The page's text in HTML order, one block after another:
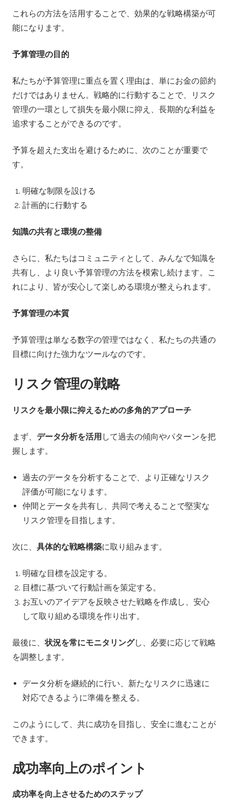
これらの方法を活用することで、効果的な戦略構築が可
能になります。
予算管理の目的
私たちが予算管理に重点を置く理由は、単にお金の節約
だけではありません。戦略的に行動することで、リスク
管理の一環として損失を最小限に抑え、長期的な利益を
追求することができるのです。
予算を超えた支出を避けるために、次のことが重要で
す。
明確な制限を設ける
計画的に行動する
知識の共有と環境の整備
さらに、私たちはコミュニティとして、みんなで知識を
共有し、より良い予算管理の方法を模索し続けます。こ
れにより、皆が安心して楽しめる環境が整えられます。
予算管理の本質
予算管理は単なる数字の管理ではなく、私たちの共通の
目標に向けた強力なツールなのです。
リスク管理の戦略
リスクを最小限に抑えるための多角的アプローチ
まず、 データ分析を活用 して過去の傾向やパターンを把
握します。
過去のデータを分析することで、より正確なリスク
評価が可能になります。
仲間とデータを共有し、共同で考えることで堅実な
リスク管理を目指します。
次に、 具体的な戦略構築に取り組みます。
明確な目標を設定する。
目標に基づいて行動計画を策定する。
お互いのアイデアを反映させた戦略を作成し、安心
して取り組める環境を作り出す。
最後に、状況を常にモニタリングし、必要に応じて戦略
を調整します。
データ分析を継続的に行い、新たなリスクに迅速に
対応できるように準備を整える。
このようにして、共に成功を目指し、安全に進むことが
できます。
成功率向上のポイント
成功率を向上させるためのステップ